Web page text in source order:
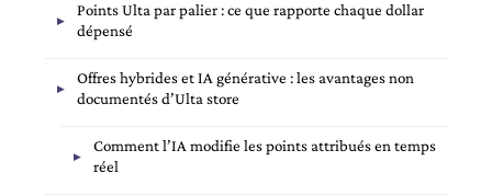
Points Ulta par palier : ce que rapporte chaque dollar
dépensé
Offres hybrides et IA générative : les avantages non
documentés d’Ulta store
Comment l’IA modifie les points attribués en temps
réel